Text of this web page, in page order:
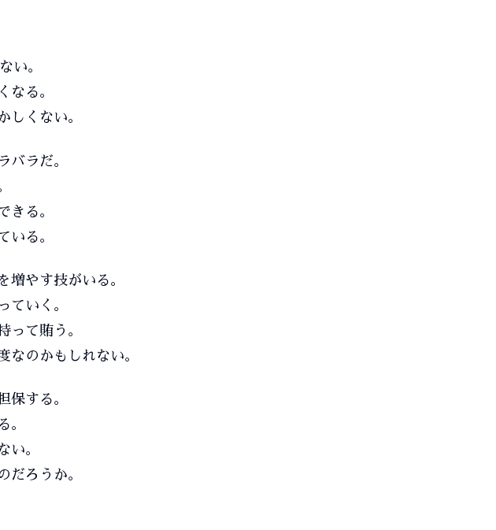
い。
なる。
しくない。
バラだ。
きる。
いる。
増やす技がいる。
ていく。
って賄う。
なのかもしれない。
保する。
。
い。
だろうか。